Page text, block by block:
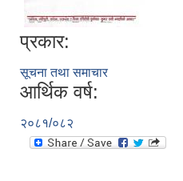
प्रकार:
सूचना तथा समाचार
आर्थिक वर्ष:
२०८१/०८२